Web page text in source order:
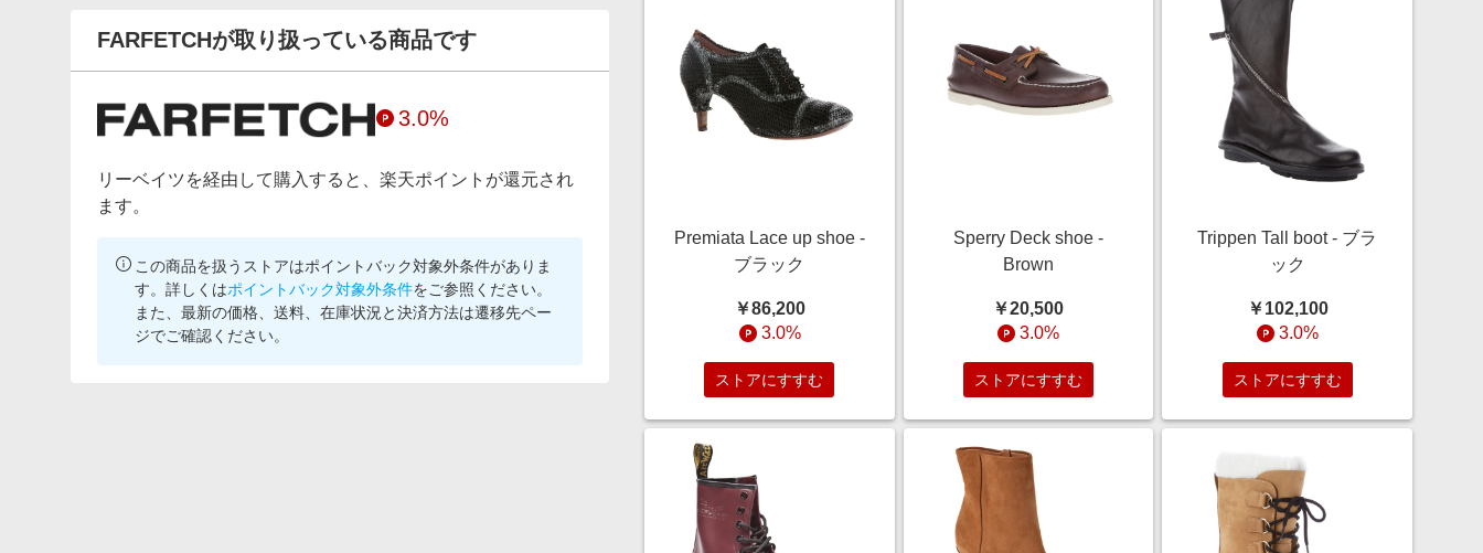
FARFETCHが取り扱っている商品です
3.0%
リーベイツを経由して購入すると、楽天ポイントが還元され
ます。
この商品を扱うストアはポイントバック対象外条件がありま
す。詳しくはポイントバック対象外条件をご参照ください。
また、最新の価格、送料、在庫状況と決済方法は遷移先ペー
ジでご確認ください。
Premiata Lace up shoe -
ブラック
￥86,200
3.0%
ストアにすすむ
Sperry Deck shoe -
Brown
￥20,500
3.0%
ストアにすすむ
Trippen Tall boot - ブラ
ック
￥102,100
3.0%
ストアにすすむ